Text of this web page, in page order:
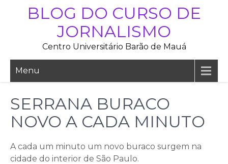
BLOG DO CURSO DE
JORNALISMO
Centro Universitário Barão de Mauá
Menu
SERRANA BURACO
NOVO A CADA MINUTO
A cada um minuto um novo buraco surgem na
cidade do interior de São Paulo.